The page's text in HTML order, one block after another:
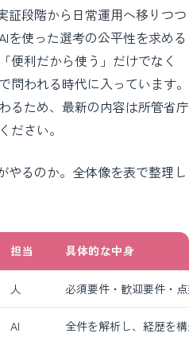
証段階から日常運用へ移りつつ
を使った選考の公平性を求める
便利だから使う」だけでなく
問われる時代に入っています。
るため、最新の内容は所管省庁
ださい。
やるのか。全体像を表で整理し
担当 具体的な中身
人 必須要件・歓迎要件・
AI 全件を解析し、経歴を